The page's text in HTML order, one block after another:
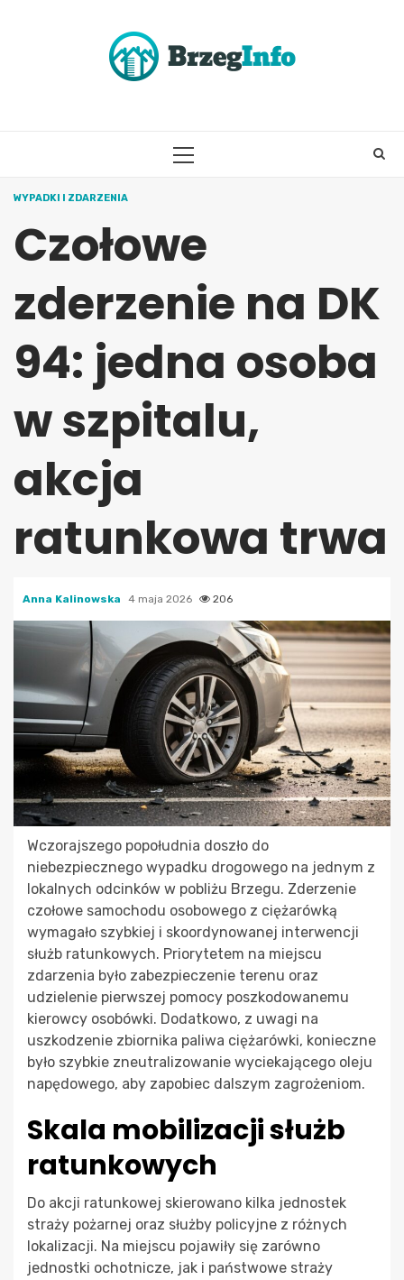
PRIMARY
WYPADKI I ZDARZENIA
Czołowe
zderzenie na DK
94: jedna osoba
w szpitalu,
akcja
ratunkowa trwa
Anna Kalinowska 4 maja 2026 206
Wczorajszego popołudnia doszło do
niebezpiecznego wypadku drogowego na jednym z
lokalnych odcinków w pobliżu Brzegu. Zderzenie
czołowe samochodu osobowego z ciężarówką
wymagało szybkiej i skoordynowanej interwencji
służb ratunkowych. Priorytetem na miejscu
zdarzenia było zabezpieczenie terenu oraz
udzielenie pierwszej pomocy poszkodowanemu
kierowcy osobówki. Dodatkowo, z uwagi na
uszkodzenie zbiornika paliwa ciężarówki, konieczne
było szybkie zneutralizowanie wyciekającego oleju
napędowego, aby zapobiec dalszym zagrożeniom.
Skala mobilizacji służb
ratunkowych
Do akcji ratunkowej skierowano kilka jednostek
straży pożarnej oraz służby policyjne z różnych
lokalizacji. Na miejscu pojawiły się zarówno
jednostki ochotnicze, jak i państwowe straży